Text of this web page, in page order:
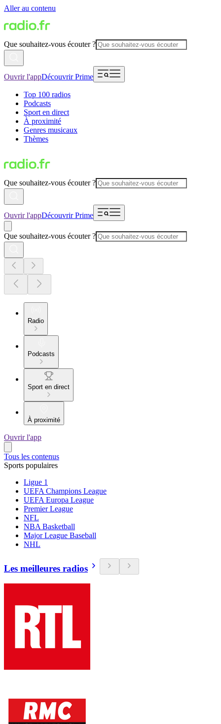
Aller au contenu
Que souhaitez-vous écouter ?
Ouvrir l'appDécouvrir Prime
Top 100 radios
Podcasts
Sport en direct
À proximité
Genres musicaux
Thèmes
Que souhaitez-vous écouter ?
Ouvrir l'appDécouvrir Prime
Que souhaitez-vous écouter ?
Radio
Podcasts
Sport en direct
À proximité
Ouvrir l'app
Tous les contenus
Sports populaires
Ligue 1
UEFA Champions League
UEFA Europa League
Premier League
NFL
NBA Basketball
Major League Baseball
NHL
Les meilleures radios